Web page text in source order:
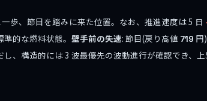
歩、節目を踏みに来た位置。なお、推進速度は 5 日
的な燃料状態。 壁手前の失速: 節目(戻り高値 719 円
し、構造的には 3 波最優先の波動進行が確認でき、